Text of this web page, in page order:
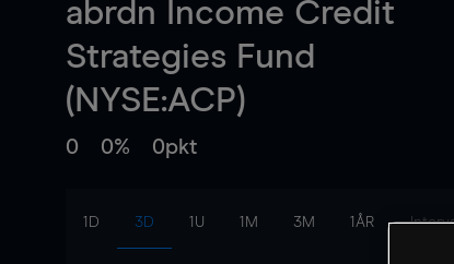
abrdn Income Credit
Strategies Fund
(NYSE:ACP)
0 0% 0pkt
1D 3D 1U 1M 3M 1ÅR